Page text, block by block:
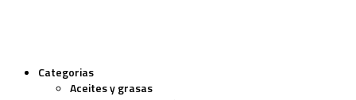
Categorias
Aceites y grasas